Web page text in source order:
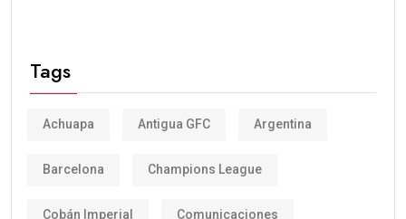
Tags
Achuapa Antigua GFC Argentina
Barcelona Champions League
Cobán Imperial Comunicaciones